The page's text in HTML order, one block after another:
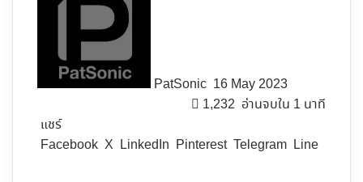
PatSonic 16 May 2023
1,232 อ่านจบใน 1 นาที
แชร์
Facebook X LinkedIn Pinterest Telegram Line